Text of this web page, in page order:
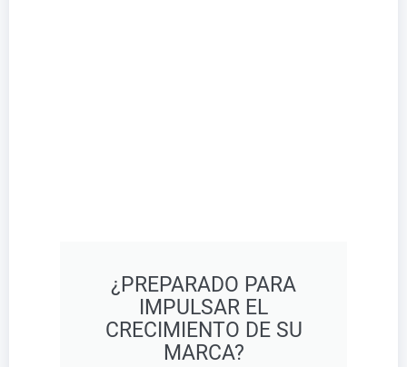
¿PREPARADO PARA
IMPULSAR EL
CRECIMIENTO DE SU
MARCA?